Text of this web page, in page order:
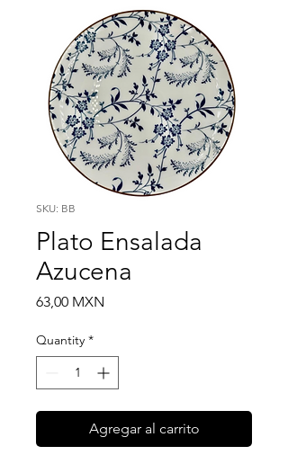
SKU: BB
Plato Ensalada
Azucena
63,00 MXN
Quantity *
Agregar al carrito